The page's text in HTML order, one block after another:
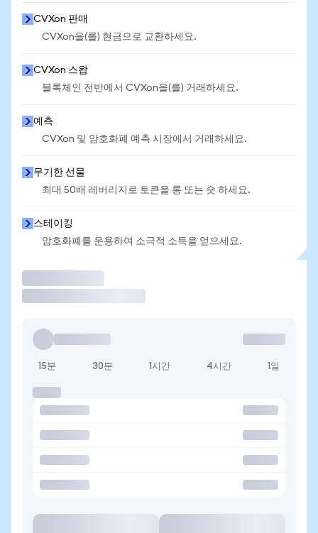
CVXon 판매
CVXon을(를) 현금으로 교환하세요.
CVXon 스왑
블록체인 전반에서 CVXon을(를) 거래하세요.
예측
CVXon 및 암호화폐 예측 시장에서 거래하세요.
무기한 선물
최대 50배 레버리지로 토큰을 롱 또는 숏 하세요.
스테이킹
암호화폐를 운용하여 소극적 소득을 얻으세요.
15분 30분 1시간 4시간 1일